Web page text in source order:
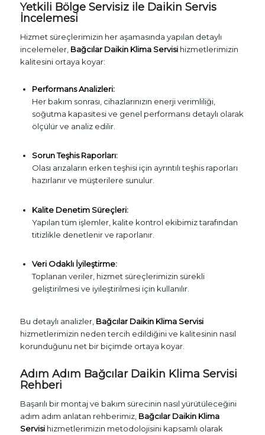
Yetkili Bölge Servisiz ile Daikin Servis
İncelemesi
Hizmet süreçlerimizin her aşamasında yapılan detaylı
incelemeler, Bağcılar Daikin Klima Servisihizmetlerimizin
kalitesini ortaya koyar:
Performans Analizleri:
Her bakım sonrası, cihazlarınızın enerji verimliliği,
soğutma kapasitesi ve genel performansı detaylı olarak
ölçülür ve analiz edilir.
Sorun Teşhis Raporları:
Olası arızaların erken teşhisi için ayrıntılı teşhis raporları
hazırlanır ve müşterilere sunulur.
Kalite Denetim Süreçleri:
Yapılan tüm işlemler, kalite kontrol ekibimiz tarafından
titizlikle denetlenir ve raporlanır.
Veri Odaklı İyileştirme:
Toplanan veriler, hizmet süreçlerimizin sürekli
geliştirilmesi ve iyileştirilmesi için kullanılır.
Bu detaylı analizler, Bağcılar Daikin Klima Servisi
hizmetlerimizin neden tercih edildiğini ve kalitesinin nasıl
korunduğunu net bir biçimde ortaya koyar.
Adım Adım Bağcılar Daikin Klima Servisi
Rehberi
Başarılı bir montaj ve bakım sürecinin nasıl yürütüleceğini
adım adım anlatan rehberimiz, Bağcılar Daikin Klima
Servisihizmetlerimizin metodolojisini kapsamlı olarak